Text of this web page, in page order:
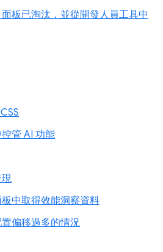
面板已淘汰，並從開發人員工具中
管 AI 功能
中取得效能洞察資料
偏移過多的情況